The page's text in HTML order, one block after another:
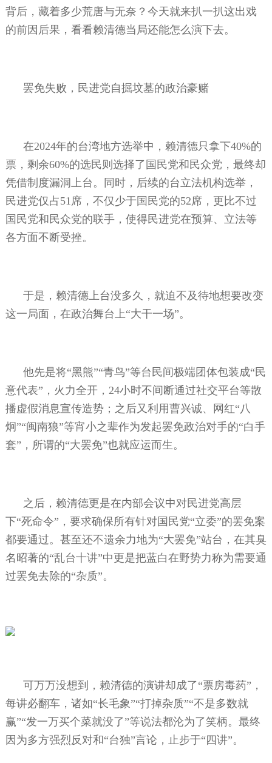
背后，藏着多少荒唐与无奈？今天就来扒一扒这出戏
的前因后果，看看赖清德当局还能怎么演下去。
罢免失败，民进党自掘坟墓的政治豪赌
在2024年的台湾地方选举中，赖清德只拿下40%的
票，剩余60%的选民则选择了国民党和民众党，最终却
凭借制度漏洞上台。同时，后续的台立法机构选举，
民进党仅占51 席，不仅少于国民党的52席，更比不过
国民党和民众党的联手，使得民进党在预算、立法等
各方面不断受挫。
于是，赖清德上台没多久，就迫不及待地想要改变
这一局面，在政治舞台上“大干一场”。
他先是将“黑熊”“青鸟”等台民间极端团体包装成“民
意代表”，火力全开， 24小时不间断通过社交平台等散
播虚假消息宣传造势；之后又利用曹兴诚、网红“八
炯”“闽南狼”等宵小之辈作为发起罢免政治对手的“白手
套”，所谓的“大罢免”也就应运而生。
之后，赖清德更是在内部会议中对民进党高层
下“死命令”，要求确保所有针对国民党“立委”的罢免案
都要通过。甚至还不遗余力地为“大罢免”站台，在其臭
名昭著的“乱台十讲”中更是把蓝白在野势力称为需要通
过罢免去除的“杂质”。
可万万没想到，赖清德的演讲却成了“票房毒药”，
每讲必翻车，诸如“长毛象”“打掉杂质”“不是多数就
赢”“发一万买个菜就没了”等说法都沦为了笑柄。最终
因为多方强烈反对和“台独”言论，止步于“四讲”。